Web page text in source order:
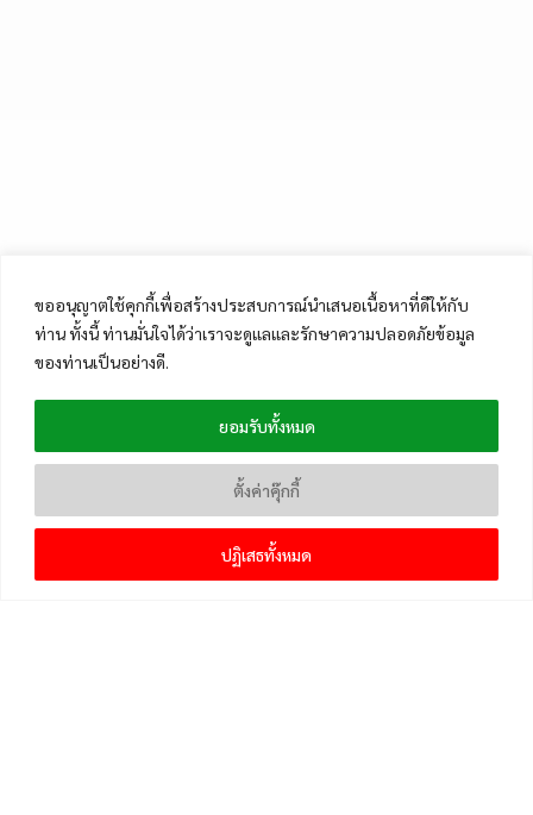
ขออนุญาตใช้คุกกี้เพื่อสร้างประสบการณ์นำเสนอเนื้อหาที่ดีให้กับ
ท่าน ทั้งนี้ ท่านมั่นใจได้ว่าเราจะดูแลและรักษาความปลอดภัยข้อมูล
ของท่านเป็นอย่างดี.
ตั้งค่าคุ๊กกี้
ปฏิเสธทั้งหมด
ยอมรับทั้งหมด